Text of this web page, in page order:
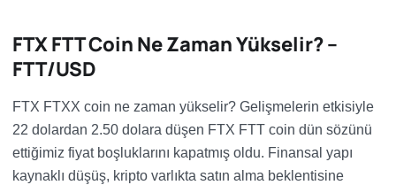
FTX FTT Coin Ne Zaman Yükselir? –
FTT/USD
FTX FTXX coin ne zaman yükselir? Gelişmelerin etkisiyle
22 dolardan 2.50 dolara düşen FTX FTT coin dün sözünü
ettiğimiz fiyat boşluklarını kapatmış oldu. Finansal yapı
kaynaklı düşüş, kripto varlıkta satın alma beklentisine